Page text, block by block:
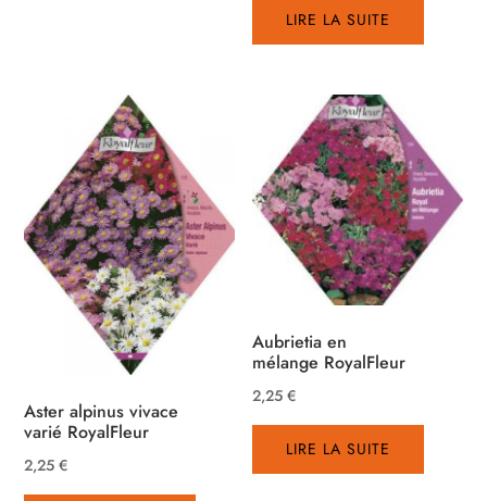
LIRE LA SUITE
Aster alpinus vivace
varié RoyalFleur
2,25€
Aubrietia en
mélange RoyalFleur
2,25€
LIRE LA SUITE